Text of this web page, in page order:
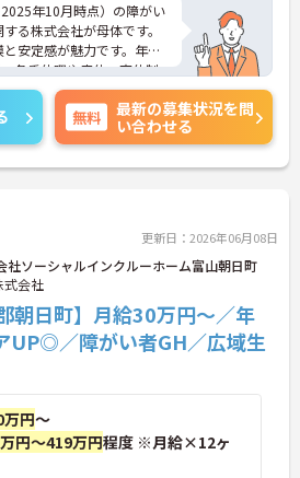
年10月時点）の障がい
る株式会社が母体です。
安定感が魅力です。年間
冬季休暇や産休・育休制
プライベートとの両立も
活かし、新しいキャリア
ください。20代から60代
躍できる職場です。ご興
えしますので、お気軽に
無料
最新の募集状況を問
い合わせる
更新日：2026年06月08日
社ソーシャルインクルーホーム富山朝日町
式会社
朝日町】月給30万円～／年
UP◎／障がい者GH／広域生
円～
円～419万円程度 ※月給×12ヶ